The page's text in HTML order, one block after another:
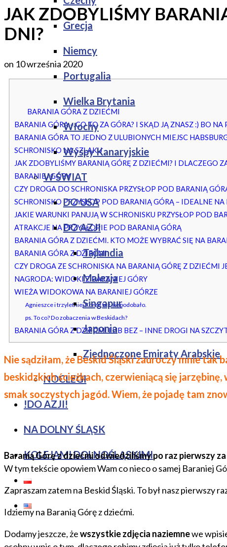
Grecja
Niemcy
Portugalia
Wielka Brytania
Włochy
Wyspy Kanaryjskie
W ŚWIAT
DO USA
DO AZJI
Tajlandia
Malezja
Singapur
Japonia
Zjednoczone Emiraty Arabskie
NOCLEGI
!DO AZJI!
NA DOLNY ŚLĄSK
KOLEJAMI DOLNOŚLĄSKIMI
JAK ZDOBYLIŚMY
DNI?
on 10 września 2020
BARANIA GÓRA Z DZIEĆMI
BARANIA GÓRA – CO TO ZA GÓRA? I SKĄD JĄ ZNASZ :) BO NA
BARANIA GÓRA TO JEDNO Z ULUBIONYCH MIEJSC
SCHRONISKO NA SZLAKU
JAK ZDOBYLIŚMY BARANIĄ GÓRĘ Z DZIEĆMI? I DLACZEGO
BARANIEJ GÓRY
CZY DROGA DO SCHRONISKA PRZYSŁOP POD BARANIĄ
SCHRONISKO PRZYSŁOP POD BARANIĄ GÓRĄ – IDEALNE
JAKIE WARUNKI PANUJĄ W SCHRONISKU PRZYSŁOP POD
ATRAKCJE NA PRZYSŁOPIE POD BARANIĄ GÓRĄ
BARANIA GÓRA Z DZIEĆMI. KTO MOŻE WYBRAĆ SIĘ NA
BARANIA GÓRA Z DZIEĆMI
CZY DROGA ZE SCHRONISKA NA BARANIĄ GÓRĘ Z DZIEĆMI
NAGRODA: WIDOKI Z BARANIEJ GÓRY
WIEŻA WIDOKOWA NA BARANIEJ GÓRZE
Agnieszce i trzyletniej Korze też się podobało.
ps. To co? Do zobaczenia w Beskidach?
BARANIA GÓRA Z DZIEĆMI LUB BEZ – INNE DROGI NA
Nie sądziłam, że Beskid Śląski zauroczy mnie
beskidzkich ścieżkach, czerwieniącą się
smak soczystych jagód.Wiem, że pojadę tam
Baranią Górę z dziećmi odwiedziliśmy po raz pierwszy
W tym tekście opowiem Wam co nieco o samej Baraniej
Zapraszam zatem na Beskid Śląski. To był nasz pierwszy
Idziemy na Baranią Górę z dziećmi.
Dodamy jeszcze, żewszystkie zdjęcia naziemnewe